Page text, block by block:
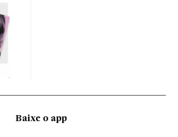
Baixe o app